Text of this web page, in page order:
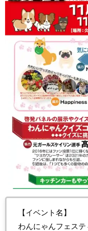
【イベント名】
わんにゃんフェス